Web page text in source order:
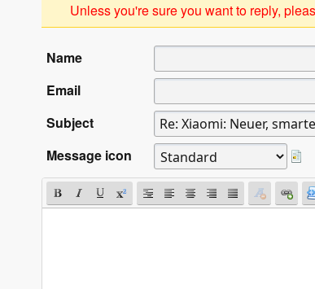
Unless you're sure you want to reply,
Name
Email
Subject
Message icon